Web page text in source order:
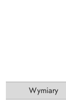
Wymiary